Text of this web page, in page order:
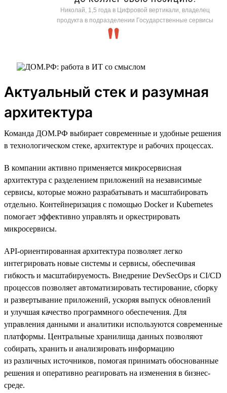
Николай, 1,5 года в Цифровой вертикали, владелец
продукта в подразделении Государственные сервисы
Актуальный стек и разумная
архитектура
Команда ДОМ.РФ выбирает современные и удобные решения
в технологическом стеке, архитектуре и рабочих процессах.
В компании активно применяется микросервисная
архитектура с разделением приложений на независимые
сервисы, которые можно разрабатывать и масштабировать
отдельно. Контейнеризация с помощью Docker и Kubernetes
помогает эффективно управлять и оркестрировать
микросервисы.
API-ориентированная архитектура позволяет легко
интегрировать новые системы и сервисы, обеспечивая
гибкость и масштабируемость. Внедрение DevSecOps и CI/CD
процессов позволяет автоматизировать тестирование, сборку
и развертывание приложений, ускоряя выпуск обновлений
и улучшая качество программного обеспечения. Для
управления данными и аналитики используются современные
платформы. Центральные хранилища данных позволяют
собирать, хранить и анализировать информацию
из различных источников, помогая принимать обоснованные
решения и оперативно реагировать на изменения в бизнес-
среде.